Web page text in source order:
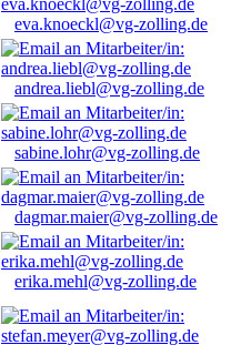
eva.knoeckl@vg-zolling.de
andrea.liebl@vg-zolling.de
sabine.lohr@vg-zolling.de
dagmar.maier@vg-zolling.de
erika.mehl@vg-zolling.de